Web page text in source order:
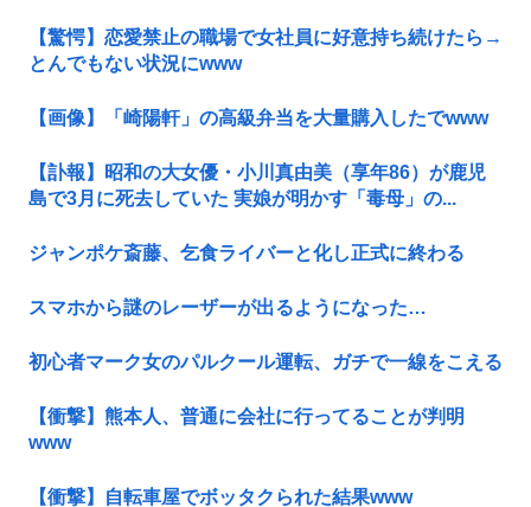
【驚愕】恋愛禁止の職場で女社員に好意持ち続けたら→
とんでもない状況にwww
【画像】「崎陽軒」の高級弁当を大量購入したでwww
【訃報】昭和の大女優・小川真由美（享年86）が鹿児
島で3月に死去していた 実娘が明かす「毒母」の...
ジャンポケ斎藤、乞食ライバーと化し正式に終わる
スマホから謎のレーザーが出るようになった…
初心者マーク女のパルクール運転、ガチで一線をこえる
【衝撃】熊本人、普通に会社に行ってることが判明
www
【衝撃】自転車屋でボッタクられた結果www